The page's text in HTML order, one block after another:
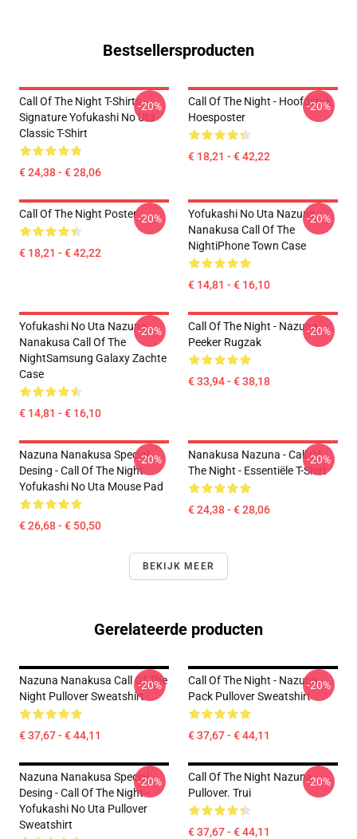
Bestsellersproducten
Call Of The Night T-Shirts -
Signature Yofukashi No Uta
Classic T-Shirt
€ 24,38 - € 28,06
-20%
Call Of The Night - Hoofdstuk
Hoesposter
€ 18,21 - € 42,22
-20%
Call Of The Night Poster
€ 18,21 - € 42,22
-20%
Yofukashi No Uta Nazuna
Nanakusa Call Of The
NightiPhone Town Case
€ 14,81 - € 16,10
-20%
Yofukashi No Uta Nazuna
Nanakusa Call Of The
NightSamsung Galaxy Zachte
Case
€ 14,81 - € 16,10
-20%
Call Of The Night - Nazuna
Peeker Rugzak
€ 33,94 - € 38,18
-20%
Nazuna Nanakusa Special
Desing - Call Of The Night
Yofukashi No Uta Mouse Pad
€ 26,68 - € 50,50
-20%
Nanakusa Nazuna - Call Of
The Night - Essentiële T-Shirt
€ 24,38 - € 28,06
-20%
BEKIJK MEER
Gerelateerde producten
Nazuna Nanakusa Call Of The
Night Pullover Sweatshirt
€ 37,67 - € 44,11
-20%
Call Of The Night - Nazuna
Pack Pullover Sweatshirt
€ 37,67 - € 44,11
-20%
Nazuna Nanakusa Special
Desing - Call Of The Night -
Yofukashi No Uta Pullover
Sweatshirt
-20%
Call Of The Night Nazuna
Pullover. Trui
€ 37,67 - € 44,11
-20%